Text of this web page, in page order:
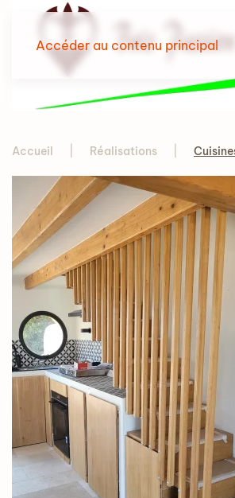
Accéder au contenu principal
Accueil Réalisations